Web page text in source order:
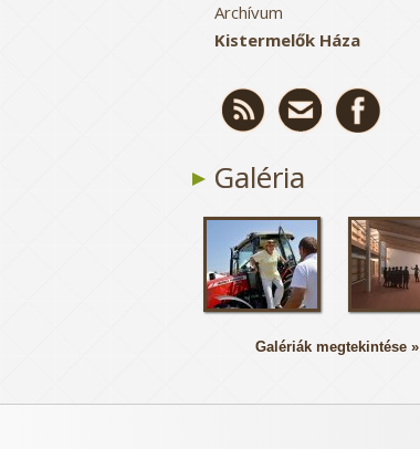
Archívum
Kistermelők Háza
Galéria
Galériák megtekintése »